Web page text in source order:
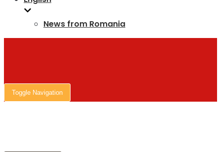
News from Romania
Toggle Navigation